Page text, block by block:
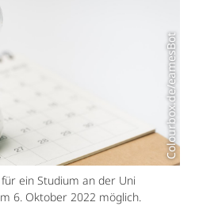
Colourbox.de/eamesBot
ein Studium an der Uni
6. Oktober 2022 möglich.